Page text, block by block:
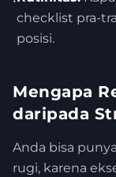
checklist pra-
posisi.
Mengapa
daripada
Anda bisa
rugi, karena